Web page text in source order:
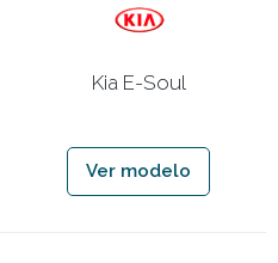
Kia E-Soul
Ver modelo